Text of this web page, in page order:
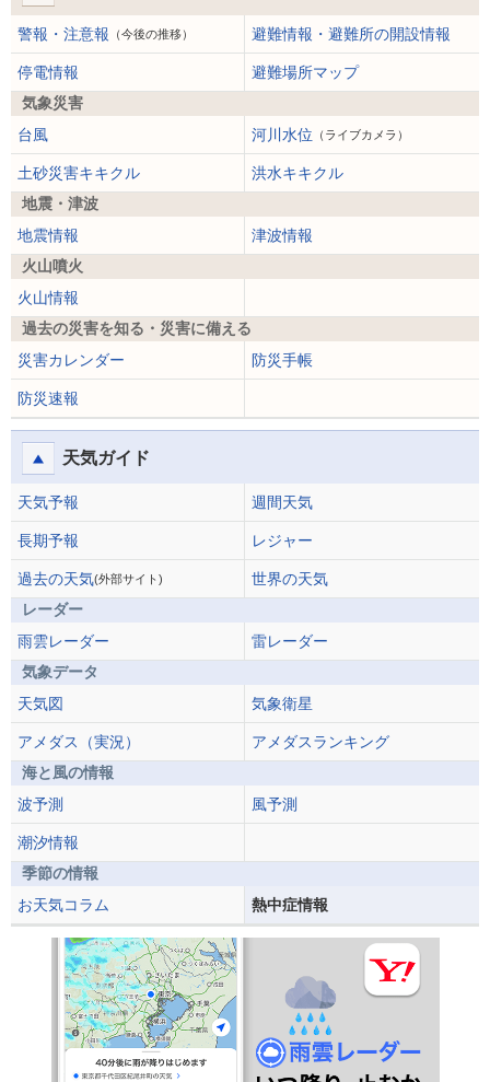
警報・注意報 （今後の推移） 避難情報・避難所の開設情報
停電情報
避難場所マップ
気象災害
台風
河川水位 （ライブカメラ）
土砂災害キキクル
洪水キキクル
地震・津波
地震情報
津波情報
火山噴火
火山情報
過去の災害を知る・災害に備える
災害カレンダー
防災手帳
防災速報
天気ガイド
天気予報 週間天気
長期予報 レジャー
過去の天気(外部サイト)
世界の天気
レーダー
雨雲レーダー
雷レーダー
気象データ
天気図
気象衛星
アメダス（実況）
アメダスランキング
海と風の情報
波予測
風予測
潮汐情報
季節の情報
お天気コラム
熱中症情報